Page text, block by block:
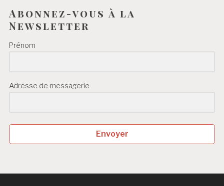
Abonnez-vous à la
Newsletter
Prénom
Adresse de messagerie
Envoyer